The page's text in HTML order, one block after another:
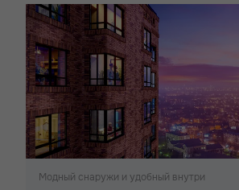
Модный снаружи и удобный внутри